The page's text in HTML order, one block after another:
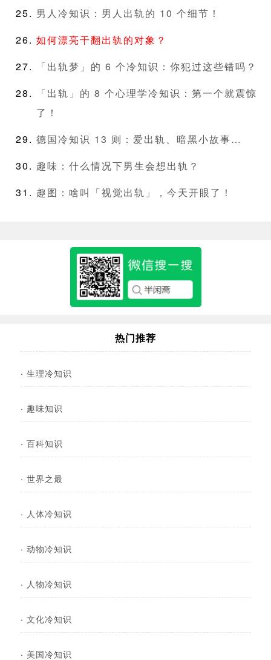
男人冷知识：男人出轨的 10 个细节！
如何漂亮干翻出轨的对象？
「出轨梦」的 6 个冷知识：你犯过这些错吗？
「出轨」的 8 个心理学冷知识：第一个就震惊
了！
德国冷知识 13 则：爱出轨、暗黑小故事…
趣味：什么情况下男生会想出轨？
趣图：啥叫「视觉出轨」，今天开眼了！
热门推荐
· 生理冷知识
· 趣味知识
· 百科知识
· 世界之最
· 人体冷知识
· 动物冷知识
· 人物冷知识
· 文化冷知识
· 美国冷知识